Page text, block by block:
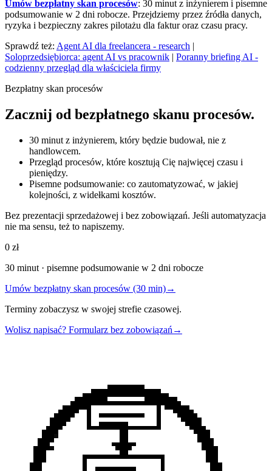
Umów bezpłatny skan procesów: 30 minut z inżynierem i pisemne
podsumowanie w 2 dni robocze. Przejdziemy przez źródła danych,
ryzyka i bezpieczny zakres pilotażu dla faktur oraz czasu pracy.
Sprawdź też: Agent AI dla freelancera - research |
Soloprzedsiębiorca: agent AI vs pracownik | Poranny briefing AI -
codzienny przegląd dla właściciela firmy
Bezpłatny skan procesów
Zacznij od bezpłatnego skanu procesów.
30 minut z inżynierem, który będzie budował, nie z
handlowcem.
Przegląd procesów, które kosztują Cię najwięcej czasu i
pieniędzy.
Pisemne podsumowanie: co zautomatyzować, w jakiej
kolejności, z widełkami kosztów.
Bez prezentacji sprzedażowej i bez zobowiązań. Jeśli automatyzacja
nie ma sensu, też to napiszemy.
0 zł
30 minut · pisemne podsumowanie w 2 dni robocze
Umów bezpłatny skan procesów (30 min)→
Terminy zobaczysz w swojej strefie czasowej.
Wolisz napisać? Formularz bez zobowiązań →